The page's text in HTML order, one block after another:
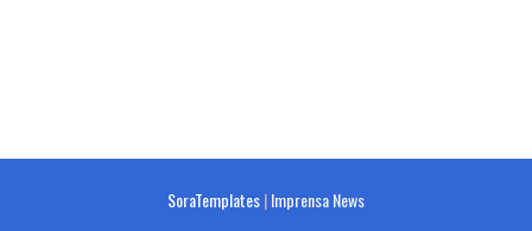
SoraTemplates|Imprensa News